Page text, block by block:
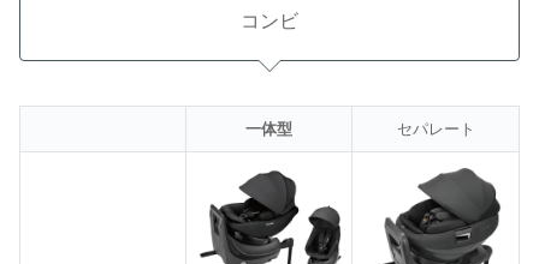
コンビ
一体型 セパレート